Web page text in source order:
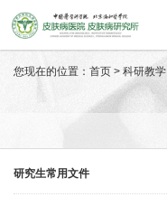
您现在的位置： 首页 > 科研教学
研究生常用文件